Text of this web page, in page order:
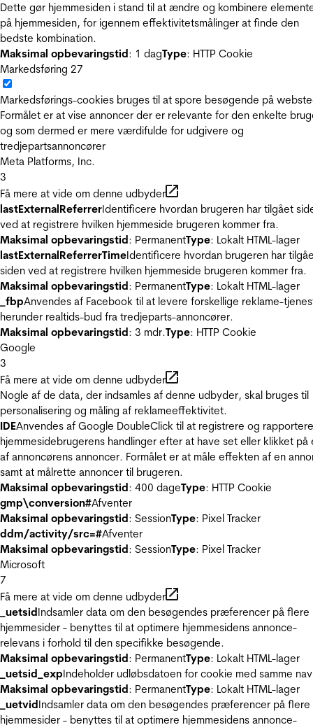
Dette gør hjemmesiden i stand til at ændre og kombinere
på hjemmesiden, for igennem effektivitetsmålinger at finde den
bedste kombination.
Maksimal opbevaringstid: 1 dagType: HTTP Cookie
Markedsføring 27
Markedsførings-cookies bruges til at spore besøgende på
Formålet er at vise annoncer der er relevante for den enkelte
og som dermed er mere værdifulde for udgivere og
tredjepartsannoncører
Meta Platforms, Inc.
3
Få mere at vide om denne udbyder
lastExternalReferrerIdentificere hvordan brugeren har tilgået
ved at registrere hvilken hjemmeside brugeren kommer fra.
Maksimal opbevaringstid: PermanentType: Lokalt HTML-lager
lastExternalReferrerTimeIdentificere hvordan brugeren har
siden ved at registrere hvilken hjemmeside brugeren kommer fra.
Maksimal opbevaringstid: PermanentType: Lokalt HTML-lager
_fbpAnvendes af Facebook til at levere forskellige reklame-
herunder realtids-bud fra tredjeparts-annoncører.
Maksimal opbevaringstid: 3 mdr.Type: HTTP Cookie
Google
3
Få mere at vide om denne udbyder
Nogle af de data, der indsamles af denne udbyder, skal bruges til
personalisering og måling af reklameeffektivitet.
IDEAnvendes af Google DoubleClick til at registrere og
hjemmesidebrugerens handlinger efter at have set eller klikket på
af annoncørens annoncer. Formålet er at måle effekten af en
samt at målrette annoncer til brugeren.
Maksimal opbevaringstid: 400 dageType: HTTP Cookie
gmp\conversion#Afventer
Maksimal opbevaringstid: SessionType: Pixel Tracker
ddm/activity/src=#Afventer
Maksimal opbevaringstid: SessionType: Pixel Tracker
Microsoft
7
Få mere at vide om denne udbyder
_uetsidIndsamler data om den besøgendes præferencer på flere
hjemmesider - benyttes til at optimere hjemmesidens annonce-
relevans i forhold til den specifikke besøgende.
Maksimal opbevaringstid: PermanentType: Lokalt HTML-lager
_uetsid_expIndeholder udløbsdatoen for cookie med samme
Maksimal opbevaringstid: PermanentType: Lokalt HTML-lager
_uetvidIndsamler data om den besøgendes præferencer på flere
hjemmesider - benyttes til at optimere hjemmesidens annonce-